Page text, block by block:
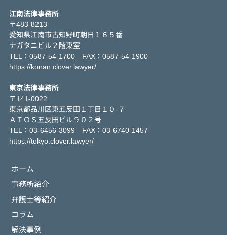
江南法律事務所
〒483-8213
愛知県江南市古知野町朝日１６５番
ナガタニビル２階東室
TEL：0587-54-1700 FAX：0587-54-1900
https://konan.clover.lawyer/
東京法律事務所
〒141-0022
東京都品川区東五反田１丁目１０-７
ＡＩＯＳ五反田ビル９０２号
TEL：03-6456-3099 FAX：03-6740-1457
https://tokyo.clover.lawyer/
ホーム
事務所紹介
弁護士等紹介
コラム
解決事例